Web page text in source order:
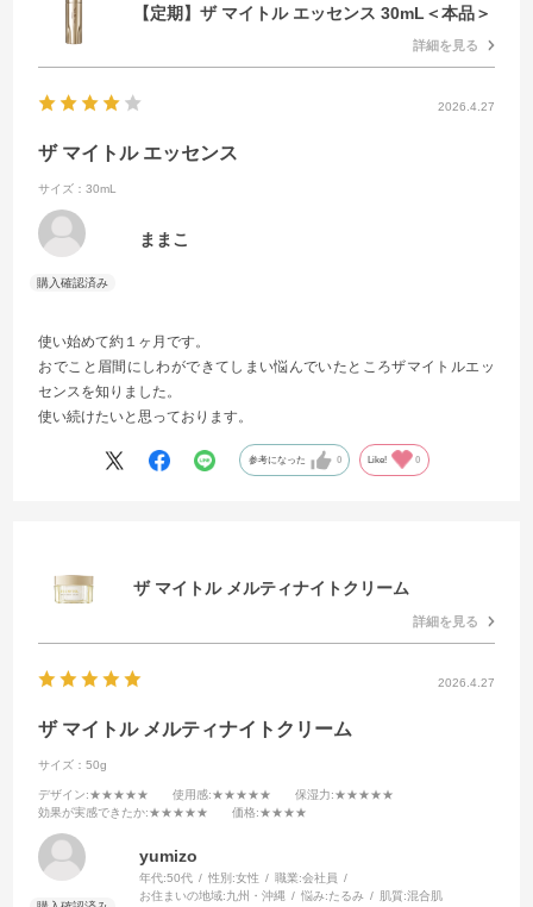
【定期】ザ マイトル エッセンス 30mL＜本品＞
詳細を見る
2026.4.27
ザ マイトル エッセンス
サイズ：30mL
ままこ
使い始めて約１ヶ月です。
おでこと眉間にしわができてしまい悩んでいたところザマイトルエッ
センスを知りました。
使い続けたいと思っております。
参考になった 0 Like! 0
ザ マイトル メルティナイトクリーム
詳細を見る
2026.4.27
ザ マイトル メルティナイトクリーム
サイズ：50g
デザイン:★★★★★ 使用感:★★★★★ 保湿力:★★★★★
効果が実感できたか:★★★★★ 価格:★★★★
yumizo
年代:50代 性別:女性 職業:会社員
お住まいの地域:九州・沖縄 悩み:たるみ 肌質:混合肌